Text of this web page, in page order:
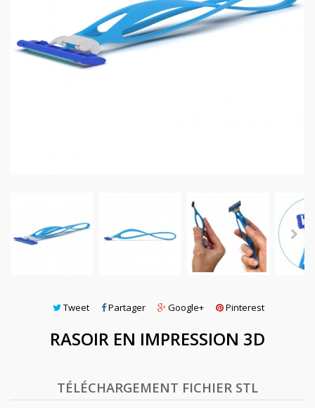
Tweet Partager Google+ Pinterest
RASOIR EN IMPRESSION 3D
TÉLÉCHARGEMENT FICHIER STL